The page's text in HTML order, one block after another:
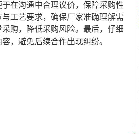
在沟通中合理议价，保障采购性
工艺要求，确保厂家准确理解需
购，降低采购风险。最后，仔细
，避免后续合作出现纠纷。